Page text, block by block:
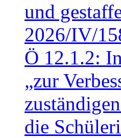
und
2026/IV/
Ö 12.1.2:
„zur
die